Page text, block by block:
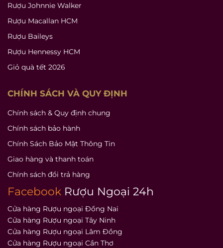
Rượu Johnnie Walker
Rượu Macallan HCM
Rượu Baileys
Rượu Hennessy HCM
Giỏ quà tết 2026
CHÍNH SÁCH VÀ QUY ĐỊNH
Chính sách & Quy định chung
Chính sách bảo hành
Chính Sách Bảo Mật Thông Tin
Giao hàng và thanh toán
Chính sách đổi trả hàng
Facebook Rượu Ngoại 24h
Cửa hàng Rượu ngoại Đồng Nai
Cửa hàng Rượu ngoại Tây Ninh
Cửa hàng Rượu ngoại Lâm Đồng
Cửa hàng Rượu ngoại Cần Thơ